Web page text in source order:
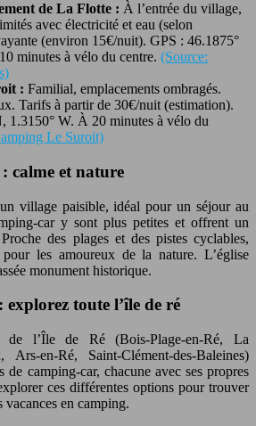
de La Flotte : À l’entrée du village,
avec électricité et eau (selon
(environ 15€/nuit). GPS : 46.1875°
minutes à vélo du centre. (Source:
: Familial, emplacements ombragés.
Tarifs à partir de 30€/nuit (estimation).
1.3150° W. À 20 minutes à vélo du
Le Suroit)
calme et nature
village paisible, idéal pour un séjour au
car y sont plus petites et offrent un
des plages et des pistes cyclables,
les amoureux de la nature. L’église
monument historique.
toute l’île de ré
de l’Île de Ré (Bois-Plage-en-Ré, La
Ars-en-Ré, Saint-Clément-des-Baleines)
de camping-car, chacune avec ses propres
ces différentes options pour trouver
en camping.